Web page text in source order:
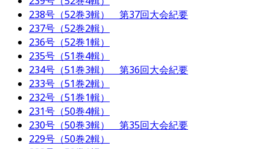
238号（52巻3輯） 第37回大会紀要
237号（52巻2輯）
236号（52巻1輯）
235号（51巻4輯）
234号（51巻3輯） 第36回大会紀要
233号（51巻2輯）
232号（51巻1輯）
231号（50巻4輯）
230号（50巻3輯） 第35回大会紀要
229号（50巻2輯）